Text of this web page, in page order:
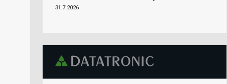
31.7.2026